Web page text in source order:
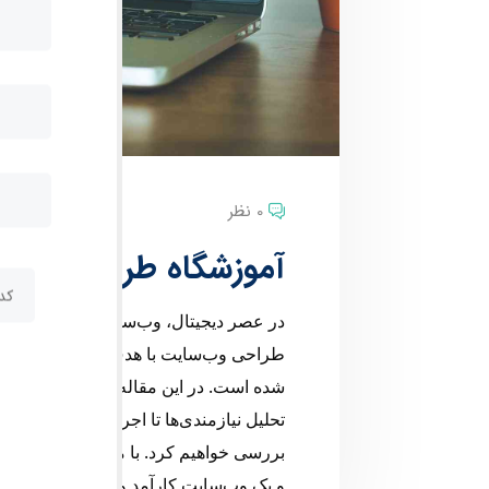
0 نظر
آموزشگاه طراحی وب
در عصر دیجیتال، وب‌سایت‌ها به عنوان
طراحی وب‌سایت با هدف ارتباط با
شده است. در این مقاله، به بررسی
بررسی خواهیم کرد. با مطالعه این